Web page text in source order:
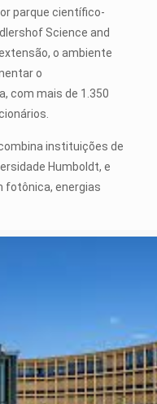
parque científico-
Science and
o ambiente
o
com mais de 1.350
instituições de
Humboldt, e
fotônica, energias